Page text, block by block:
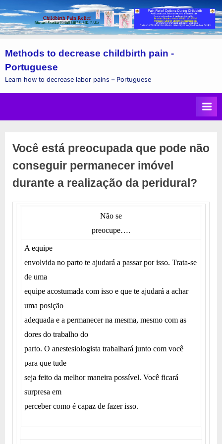
to
content
Methods to decrease childbirth pain -
Portuguese
Learn how to decrease labor pains – Portuguese
Você está preocupada que pode não
conseguir permanecer imóvel
durante a realização da peridural?
Não se
preocupe….
A equipe
envolvida no parto te ajudará a passar por isso. Trata-se
de uma
equipe acostumada com isso e que te ajudará a achar
uma posição
adequada e a permanecer na mesma, mesmo com as
dores do trabalho do
parto. O anestesiologista trabalhará junto com você
para que tude
seja feito da melhor maneira possível. Você ficará
surpresa em
perceber como é capaz de fazer isso.